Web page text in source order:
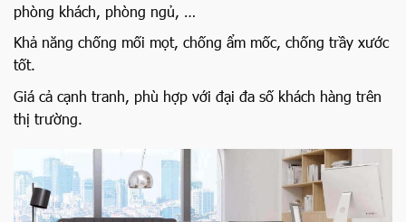
phòng khách, phòng ngủ, …
Khả năng chống mối mọt, chống ẩm mốc, chống trầy xước
tốt.
Giá cả cạnh tranh, phù hợp với đại đa số khách hàng trên
thị trường.